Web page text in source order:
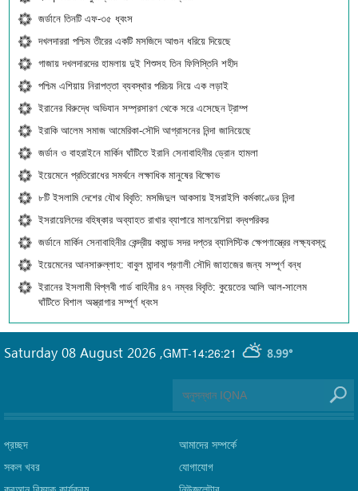
জর্ডানে তিনটি এফ-৩৫ ধ্বংস
দখলদাররা পশ্চিম তীরের একটি মসজিদে আগুন ধরিয়ে দিয়েছে
গাজায় দখলদারদের হামলায় দুই শিশুসহ তিন ফিলিস্তিনি শহীদ
পশ্চিম এশিয়ায় নিরাপত্তা ব্যবস্থার পরিচয় নিয়ে এক লড়াই
ইরানের বিরুদ্ধে অভিযান সম্প্রসারণ থেকে সরে এসেছেন ট্রাম্প
ইরাকি আলেম সমাজ আমেরিকা-সৌদি আগ্রাসনের নিন্দা জানিয়েছে
জর্ডান ও বাহরাইনে মার্কিন ঘাঁটিতে ইরানি সেনাবাহিনীর ড্রোন হামলা
ইয়েমেনে প্রতিরোধের সমর্থনে লক্ষাধিক মানুষের বিক্ষোভ
৮টি ইসলামি দেশের যৌথ বিবৃতি: মসজিদুল আকসায় ইসরাইলি কর্মকাণ্ডের নিন্দা
ইসরায়েলিদের বহিষ্কার অব্যাহত রাখার ব্যাপারে মালয়েশিয়া বদ্ধপরিকর
জর্ডানে মার্কিন সেনাবাহিনীর কেন্দ্রীয় কমান্ড সদর দপ্তর ব্যালিস্টিক ক্ষেপণাস্ত্রের লক্ষ্যবস্তু
ইয়েমেনের আনসারুল্লাহ: বাবুল মান্দাব প্রণালী সৌদি জাহাজের জন্য সম্পূর্ণ বন্ধ
ইরানের ইসলামী বিপ্লবী গার্ড বাহিনীর ৪৭ নম্বর বিবৃতি: কুয়েতের আলি আল-সালেম
ঘাঁটিতে বিশাল অস্ত্রাগার সম্পূর্ণ ধ্বংস
GMT-14:26:21 8.99°
Saturday 08 August 2026 ,
প্রচ্ছদ
সকল খবর
আমাদের সম্পর্কে
যোগাযোগ